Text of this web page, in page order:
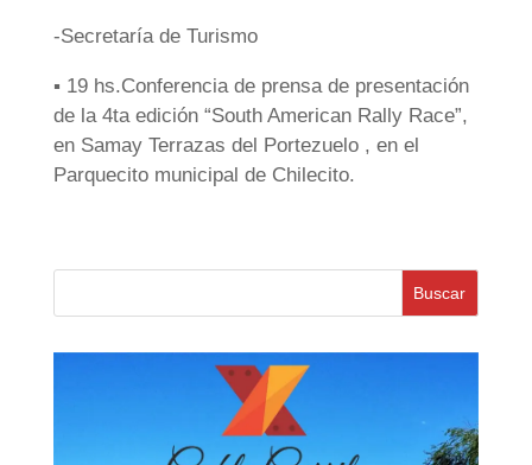
-Secretaría de Turismo
▪️ 19 hs.Conferencia de prensa de presentación
de la 4ta edición “South American Rally Race”,
en Samay Terrazas del Portezuelo , en el
Parquecito municipal de Chilecito.
Buscar